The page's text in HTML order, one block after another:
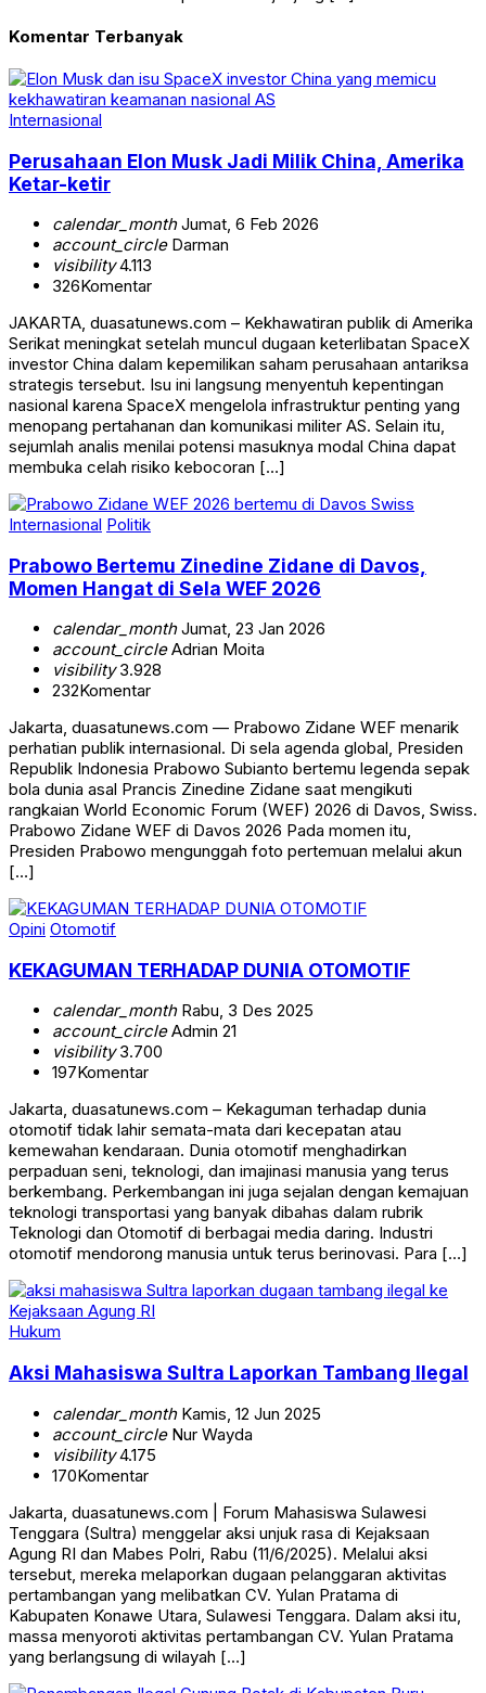
Komentar Terbanyak
Internasional
Perusahaan Elon Musk Jadi Milik China, Amerika
Ketar-ketir
calendar_monthJumat, 6 Feb 2026
account_circleDarman
visibility4.113
326Komentar
JAKARTA, duasatunews.com – Kekhawatiran publik di Amerika
Serikat meningkat setelah muncul dugaan keterlibatan SpaceX
investor China dalam kepemilikan saham perusahaan antariksa
strategis tersebut. Isu ini langsung menyentuh kepentingan
nasional karena SpaceX mengelola infrastruktur penting yang
menopang pertahanan dan komunikasi militer AS. Selain itu,
sejumlah analis menilai potensi masuknya modal China dapat
membuka celah risiko kebocoran […]
Internasional Politik
Prabowo Bertemu Zinedine Zidane di Davos,
Momen Hangat di Sela WEF 2026
calendar_monthJumat, 23 Jan 2026
account_circleAdrian Moita
visibility3.928
232Komentar
Jakarta, duasatunews.com — Prabowo Zidane WEF menarik
perhatian publik internasional. Di sela agenda global, Presiden
Republik Indonesia Prabowo Subianto bertemu legenda sepak
bola dunia asal Prancis Zinedine Zidane saat mengikuti
rangkaian World Economic Forum (WEF) 2026 di Davos, Swiss.
Prabowo Zidane WEF di Davos 2026 Pada momen itu,
Presiden Prabowo mengunggah foto pertemuan melalui akun
[…]
Opini Otomotif
KEKAGUMAN TERHADAP DUNIA OTOMOTIF
calendar_monthRabu, 3 Des 2025
account_circleAdmin 21
visibility3.700
197Komentar
Jakarta, duasatunews.com – Kekaguman terhadap dunia
otomotif tidak lahir semata-mata dari kecepatan atau
kemewahan kendaraan. Dunia otomotif menghadirkan
perpaduan seni, teknologi, dan imajinasi manusia yang terus
berkembang. Perkembangan ini juga sejalan dengan kemajuan
teknologi transportasi yang banyak dibahas dalam rubrik
Teknologi dan Otomotif di berbagai media daring. Industri
otomotif mendorong manusia untuk terus berinovasi. Para […]
Hukum
Aksi Mahasiswa Sultra Laporkan Tambang Ilegal
calendar_monthKamis, 12 Jun 2025
account_circleNur Wayda
visibility4.175
170Komentar
Jakarta, duasatunews.com | Forum Mahasiswa Sulawesi
Tenggara (Sultra) menggelar aksi unjuk rasa di Kejaksaan
Agung RI dan Mabes Polri, Rabu (11/6/2025). Melalui aksi
tersebut, mereka melaporkan dugaan pelanggaran aktivitas
pertambangan yang melibatkan CV. Yulan Pratama di
Kabupaten Konawe Utara, Sulawesi Tenggara. Dalam aksi itu,
massa menyoroti aktivitas pertambangan CV. Yulan Pratama
yang berlangsung di wilayah […]